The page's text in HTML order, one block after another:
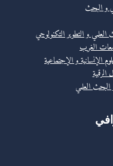
و البحث
العلمي و التطوير التكنولوجي
الغرب
الإنسانية و الإجتماعية
البحث العلمي